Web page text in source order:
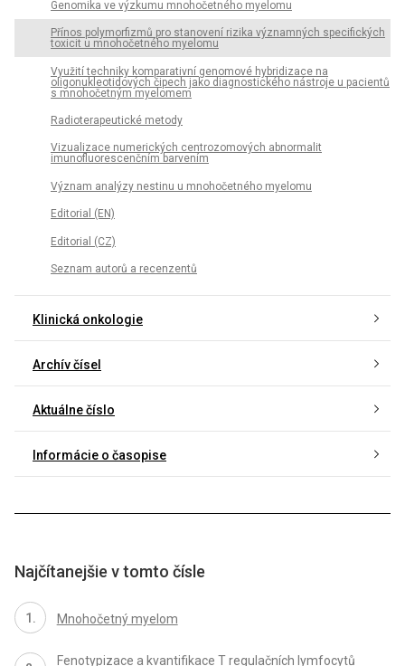
Genomika ve výzkumu mnohočetného myelomu
Přínos polymorfizmů pro stanovení rizika významných specifických
toxicit u mnohočetného myelomu
Využití techniky komparativní genomové hybridizace na
oligonukleotidových čipech jako diagnostického nástroje u pacientů
s mnohočetným myelomem
Radioterapeutické metody
Vizualizace numerických centrozomových abnormalit
imunofluorescenčním barvením
Význam analýzy nestinu u mnohočetného myelomu
Editorial (EN)
Editorial (CZ)
Seznam autorů a recenzentů
Klinická onkologie
Archív čísel
Aktuálne číslo
Informácie o časopise
Najčítanejšie v tomto čísle
Mnohočetný myelom
Fenotypizace a kvantifikace T regulačních lymfocytů